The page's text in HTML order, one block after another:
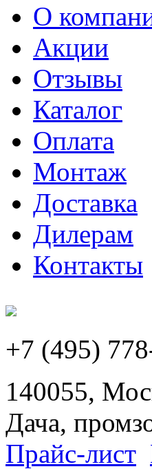
О
Акции
Отзывы
Каталог
Оплата
Монтаж
Доставка
Дилерам
Контакты
+7 (495)
140055,
Дача,
Прайс-лист